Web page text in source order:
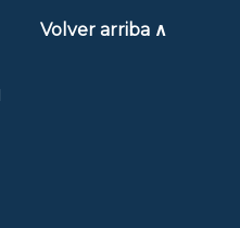
Volver arriba ∧